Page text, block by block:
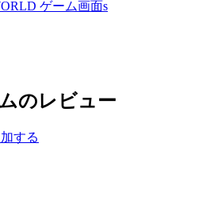
のレビュー
する